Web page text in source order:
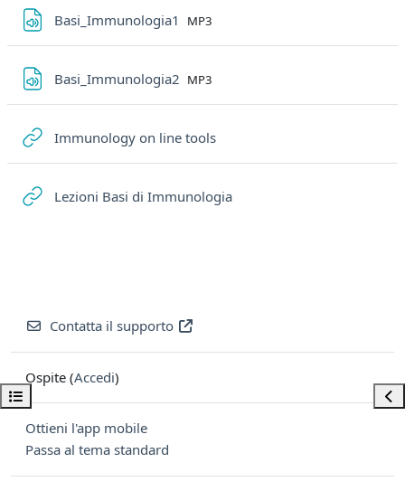
Apri indice del corso
Basi_Immunologia1 File
MP3
Basi_Immunologia2 File
MP3
Immunology on line toolsURL
Lezioni Basi di ImmunologiaURL
Contatta il supporto
Ospite (Accedi)
Ottieni l'app mobile
Passa al tema standard